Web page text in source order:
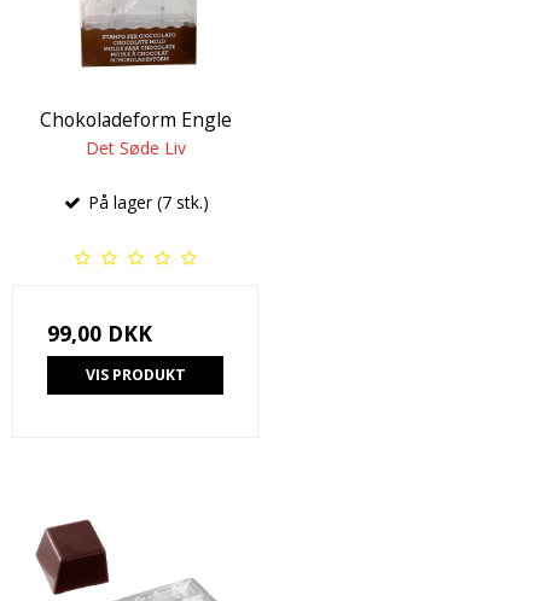
Chokoladeform Engle
Det Søde Liv
På lager (7 stk.)
99,00 DKK
VIS PRODUKT